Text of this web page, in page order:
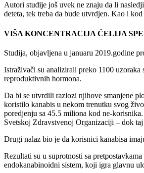
Autori studije još uvek ne znaju da li
deteta, tek treba da bude utvrdjen. Kao i
VIŠA KONCENTRACIJA ĆELIJA
Studija, objavljena u januaru 2019.godine
Istraživači su analizirali preko 1100
reproduktivnih hormona.
Da bi se utvrdili razlozi njihove smanjene
koristilo kanabis u nekom trenutku svog
poredjenju sa 45.5 miliona kod ne-
Svetskoj Zdravstvenoj Organizaciji – dok
Drugi nalaz bio je da korisnici kanabisa
Rezultati su u suprotnosti sa
endokanabinoidni sistem, koji igra glavnu